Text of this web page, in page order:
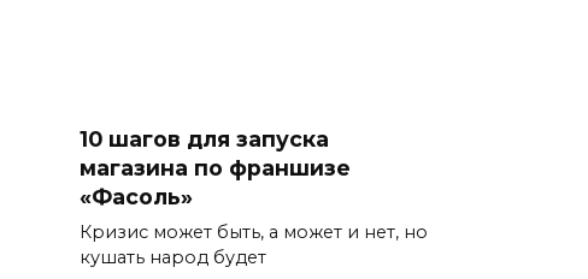
10 шагов для запуска
магазина по франшизе
«Фасоль»
Кризис может быть, а может и нет, но
кушать народ будет